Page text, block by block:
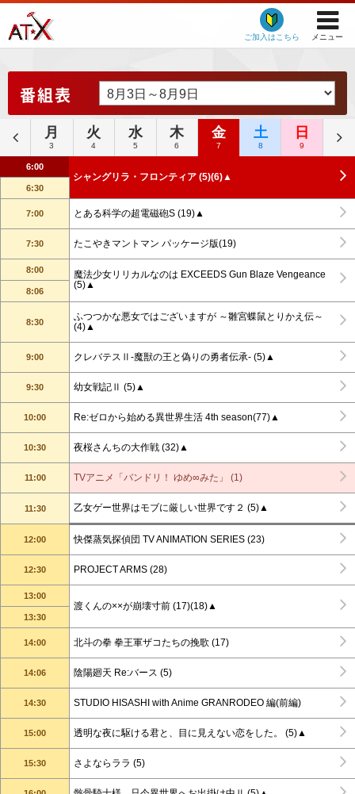
ご加入はこちら メニュー
番組表
月
3
火
4
水
5
木
6
金
7
土
8
日
9
6:00
シャングリラ・フロンティア (5)(6)▲
6:30
7:00 とある科学の超電磁砲S (19)▲
7:30 たこやきマントマン パッケージ版(19)
8:00
魔法少女リリカルなのは EXCEEDS Gun Blaze Vengeance
(5)▲
8:06
8:30
ふつつかな悪女ではございますが ～雛宮蝶鼠とりかえ伝～
(4)▲
9:00 クレバテスⅡ-魔獣の王と偽りの勇者伝承- (5)▲
9:30 幼女戦記Ⅱ (5)▲
10:00 Re:ゼロから始める異世界生活 4th season(77)▲
10:30 夜桜さんちの大作戦 (32)▲
11:00 TVアニメ「バンドリ！ ゆめ∞みた」 (1)
11:30 乙女ゲー世界はモブに厳しい世界です２ (5)▲
12:00 快傑蒸気探偵団 TV ANIMATION SERIES (23)
12:30 PROJECT ARMS (28)
13:00
渡くんの××が崩壊寸前 (17)(18)▲
13:30
14:00 北斗の拳 拳王軍ザコたちの挽歌 (17)
14:06 陰陽廻天 Re:バース (5)
14:30 STUDIO HISASHI with Anime GRANRODEO 編(前編)
15:00 透明な夜に駆ける君と、目に見えない恋をした。 (5)▲
15:30 さよならララ (5)